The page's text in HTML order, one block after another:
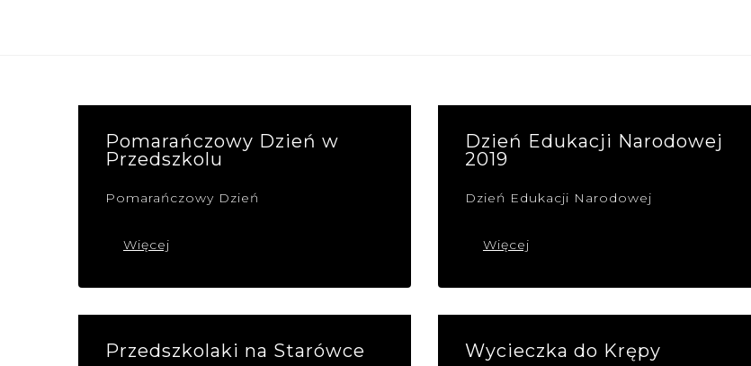
Pomarańczowy Dzień w
Przedszkolu
Pomarańczowy Dzień
Więcej
Dzień Edukacji Narodowej
2019
Dzień Edukacji Narodowej
Więcej
Przedszkolaki na Starówce Wycieczka do Krępy